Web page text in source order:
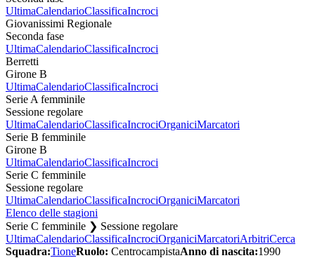
UltimaCalendarioClassificaIncroci
Giovanissimi Regionale
Seconda fase
UltimaCalendarioClassificaIncroci
Berretti
Girone B
UltimaCalendarioClassificaIncroci
Serie A femminile
Sessione regolare
UltimaCalendarioClassificaIncrociOrganiciMarcatori
Serie B femminile
Girone B
UltimaCalendarioClassificaIncroci
Serie C femminile
Sessione regolare
UltimaCalendarioClassificaIncrociOrganiciMarcatori
Elenco delle stagioni
Serie C femminile ❯ Sessione regolare
UltimaCalendarioClassificaIncrociOrganiciMarcatoriArbitriCerca
Squadra:TioneRuolo: CentrocampistaAnno di nascita:1990